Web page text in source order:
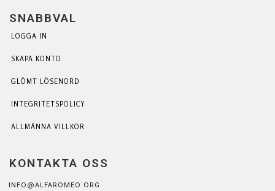
SNABBVAL
LOGGA IN
SKAPA KONTO
GLÖMT LÖSENORD
INTEGRITETSPOLICY
ALLMÄNNA VILLKOR
KONTAKTA OSS
INFO@ALFAROMEO.ORG